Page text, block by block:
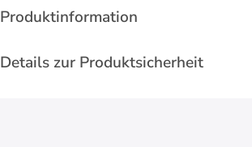
Produktinformation
Details zur Produktsicherheit